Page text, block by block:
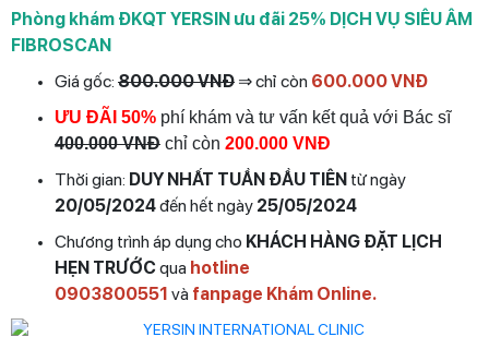
Phòng khám ĐKQT YERSIN ưu đãi 25% DỊCH VỤ SIÊU ÂM
FIBROSCAN
Giá gốc: 800.000 VNĐ ⇒ chỉ còn 600.000 VNĐ
ƯU ĐÃI 50% phí khám và tư vấn kết quả với Bác sĩ
400.000 VNĐ chỉ còn 200.000 VNĐ
Thời gian: DUY NHẤT TUẦN ĐẦU TIÊN từ ngày
20/05/2024đến hết ngày 25/05/2024
Chương trình áp dụng cho KHÁCH HÀNG ĐẶT LỊCH
HẸN TRƯỚC qua hotline
0903800551 và fanpage Khám Online.